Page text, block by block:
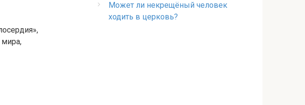
Может ли некрещёный человек
ходить в церковь?